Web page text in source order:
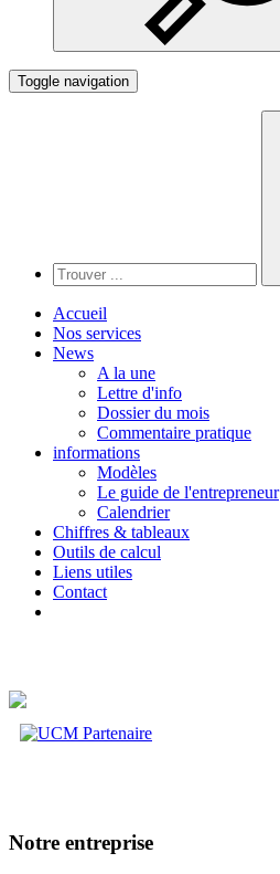
Toggle navigation
Accueil
Nos services
News
A la une
Lettre d'info
Dossier du mois
Commentaire pratique
informations
Modèles
Le guide de l'entrepreneur
Calendrier
Chiffres & tableaux
Outils de calcul
Liens utiles
Contact
Notre entreprise